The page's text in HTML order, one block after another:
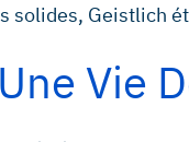
solides, Geistlich
Une Vie